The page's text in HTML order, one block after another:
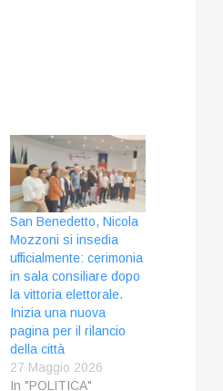
San Benedetto, Nicola
Mozzoni si insedia
ufficialmente: cerimonia
in sala consiliare dopo
la vittoria elettorale.
Inizia una nuova
pagina per il rilancio
della città
27 Maggio 2026
In "POLITICA"